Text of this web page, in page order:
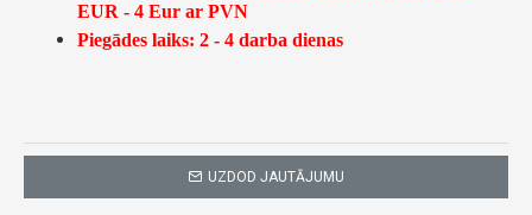
EUR - 4 Eur ar PVN
Piegādes laiks: 2 - 4 darba dienas
UZDOD JAUTĀJUMU